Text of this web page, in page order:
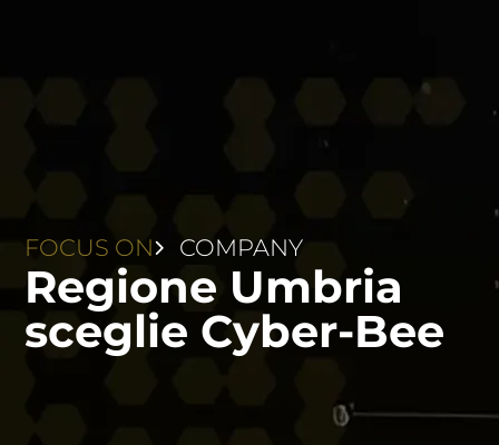
FOCUS ON COMPANY
Regione Umbria
sceglie Cyber-Bee